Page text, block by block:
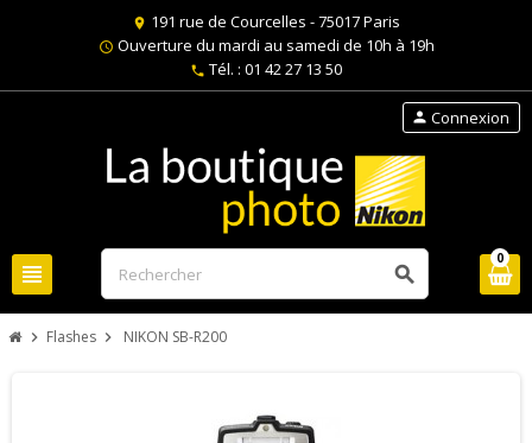
location_on 191 rue de Courcelles - 75017 Paris
schedule Ouverture du mardi au samedi de 10h à 19h
phone Tél. : 01 42 27 13 50
view_headline search
person Connexion
0
chevron_right Flashes chevron_right NIKON SB-R200